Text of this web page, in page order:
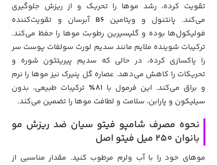
تقویت کرده، رشد موها را تحریک و از ریزش جلوگیری
می‌کند. پانتنول و ویتامین B6 آبرسان و تقویت‌کننده
فولیکول‌ها بوده و گلیسیرین رطوبت موها را حفظ می‌کند.
ترکیبات شوینده ملایم مانند سدیم لورث سولفات پوست سر
را پاکسازی کرده، در حالی که سدیم پیریتئون شوره و
تحریکات را کاهش می‌دهد. عصاره گل پنیرک نیز موها را نرم
و براق می‌کند. این فرمول با 81٪
ترکیبات طبیعی، بدون
سیلیکون و پارابن، سلامت و لطافت موها را تضمین می‌کند.
نحوه مصرف شامپو فیتو سیان ضد ریزش مو
بانوان 250 میل فیتو اصل
موهای خود را با آب ولرم مرطوب کنید. مقدار مناسبی از